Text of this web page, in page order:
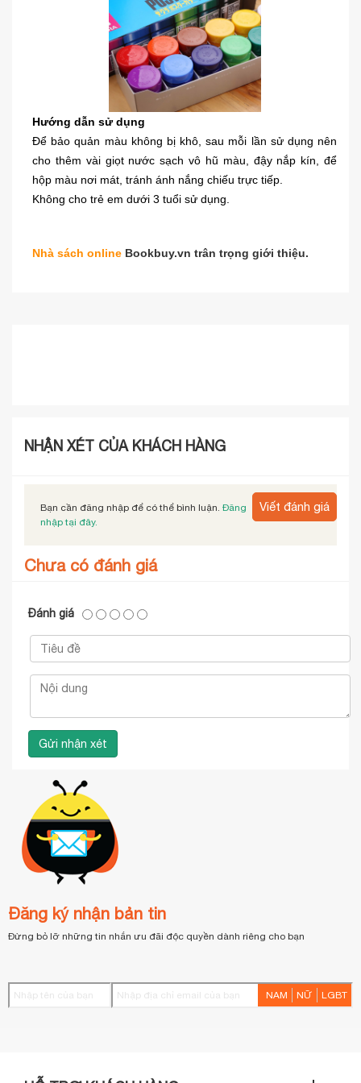
Hướng dẫn sử dụng
Để bảo quản màu không bị khô, sau mỗi lần sử dụng nên
cho thêm vài giọt nước sạch vô hũ màu, đậy nắp kín, để
hộp màu nơi mát, tránh ánh nắng chiếu trực tiếp.
Không cho trẻ em dưới 3 tuổi sử dụng.
Nhà sách online Bookbuy.vn trân trọng giới thiệu.
NHẬN XÉT CỦA KHÁCH HÀNG
Viết đánh giá
Bạn cần đăng nhập để có thể bình luận. Đăng
nhập tại đây.
Chưa có đánh giá
Đánh giá
Đăng ký nhận bản tin
Đừng bỏ lỡ những tin nhắn ưu đãi độc quyền dành riêng cho bạn
NAM NỮ LGBT